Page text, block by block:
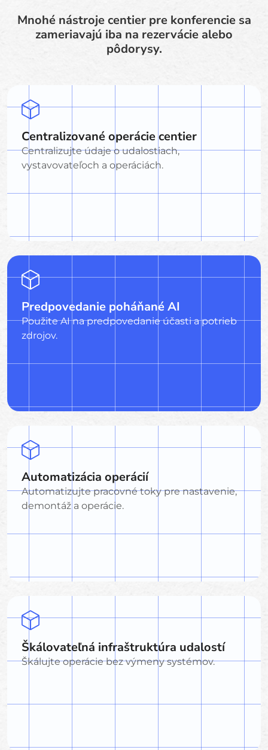
Mnohé nástroje centier pre konferencie sa
zameriavajú iba na rezervácie alebo
pôdorysy.
Centralizované operácie centier
Centralizujte údaje o udalostiach,
vystavovateľoch a operáciách.
Predpovedanie poháňané AI
Použite AI na predpovedanie účasti a potrieb
zdrojov.
Automatizácia operácií
Automatizujte pracovné toky pre nastavenie,
demontáž a operácie.
Škálovateľná infraštruktúra udalostí
Škálujte operácie bez výmeny systémov.